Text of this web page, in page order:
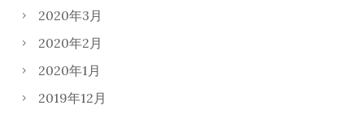
2020年3月
2020年2月
2020年1月
2019年12月